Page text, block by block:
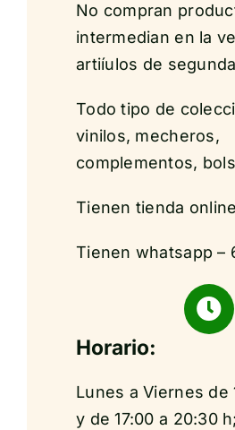
No compran
intermedian en la
artiíulos de
Todo tipo de
vinilos, mecheros,
complementos,
Tienen tienda online
Tienen whatsapp –
Horario:
Lunes a Viernes de
y de 17:00 a 20:30